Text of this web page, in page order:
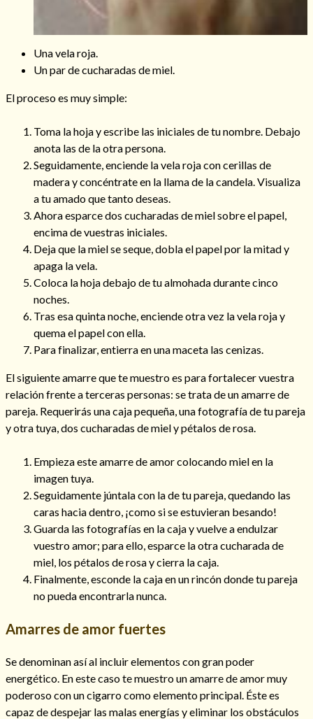
Una vela roja.
Un par de cucharadas de miel.
El proceso es muy simple:
Toma la hoja y escribe las iniciales de tu nombre. Debajo
anota las de la otra persona.
Seguidamente, enciende la vela roja con cerillas de
madera y concéntrate en la llama de la candela. Visualiza
a tu amado que tanto deseas.
Ahora esparce dos cucharadas de miel sobre el papel,
encima de vuestras iniciales.
Deja que la miel se seque, dobla el papel por la mitad y
apaga la vela.
Coloca la hoja debajo de tu almohada durante cinco
noches.
Tras esa quinta noche, enciende otra vez la vela roja y
quema el papel con ella.
Para finalizar, entierra en una maceta las cenizas.
El siguiente amarre que te muestro es para fortalecer vuestra
relación frente a terceras personas: se trata de un amarre de
pareja. Requerirás una caja pequeña, una fotografía de tu pareja
y otra tuya, dos cucharadas de miel y pétalos de rosa.
Empieza este amarre de amor colocando miel en la
imagen tuya.
Seguidamente júntala con la de tu pareja, quedando las
caras hacia dentro, ¡como si se estuvieran besando!
Guarda las fotografías en la caja y vuelve a endulzar
vuestro amor; para ello, esparce la otra cucharada de
miel, los pétalos de rosa y cierra la caja.
Finalmente, esconde la caja en un rincón donde tu pareja
no pueda encontrarla nunca.
Amarres de amor fuertes
Se denominan así al incluir elementos con gran poder
energético. En este caso te muestro un amarre de amor muy
poderoso con un cigarro como elemento principal. Éste es
capaz de despejar las malas energías y eliminar los obstáculos